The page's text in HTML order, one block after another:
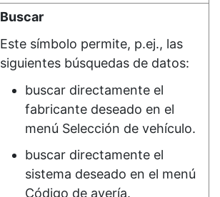
Buscar
Este símbolo permite, p.ej., las
siguientes búsquedas de datos:
buscar directamente el
fabricante deseado en el
menú Selección de vehículo.
buscar directamente el
sistema deseado en el menú
Código de avería.